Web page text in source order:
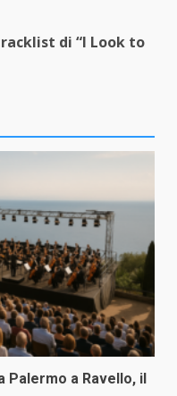
di “I Look to
Palermo a Ravello, il